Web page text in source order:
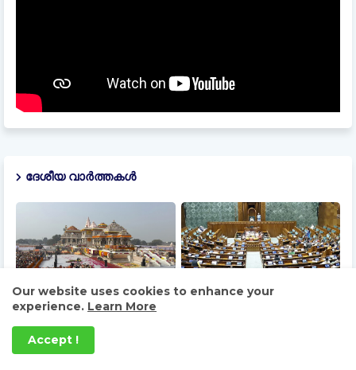
ദേശീയ വാർത്തകൾ
സംഭാവനക്കൊള്ളയിൽ
നിഷ്പക്ഷമായ അന്വേഷണം
ആവശ്യപ്പെട്ട് അഞ്ഞൂറോളം
Our website uses cookies to enhance your
experience. Learn More
Accept !